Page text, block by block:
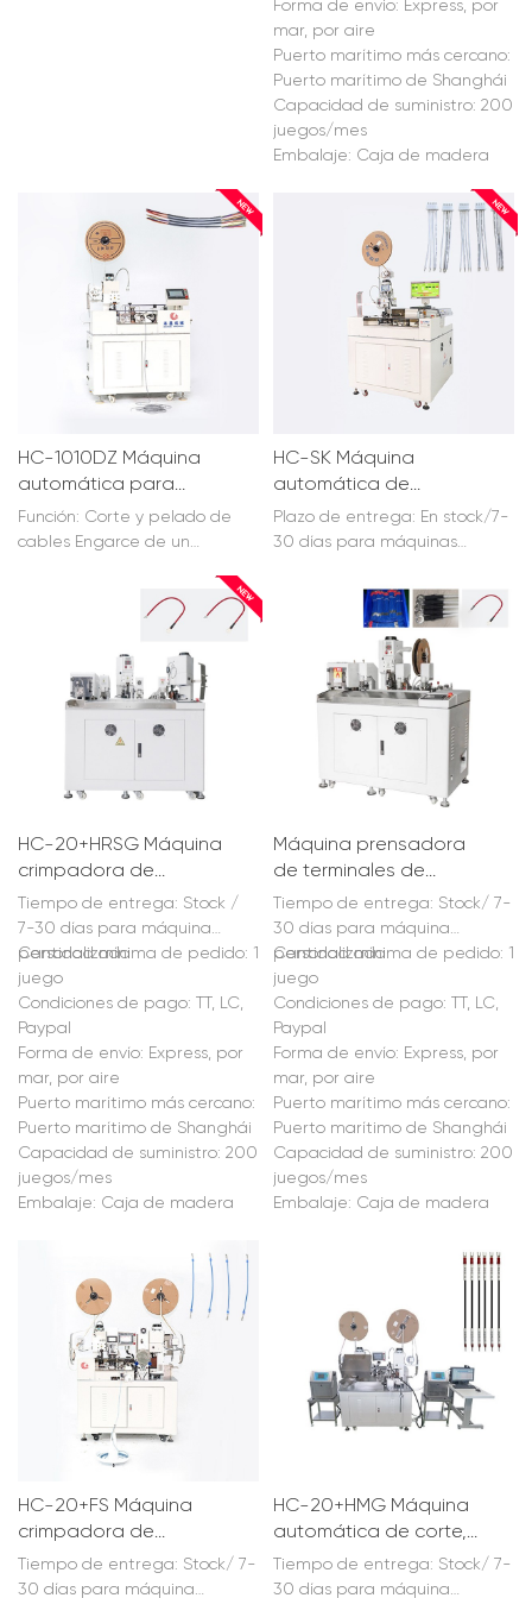
Forma de envío: Express, por
mar, por aire
Puerto marítimo más cercano:
Puerto marítimo de Shanghái
Capacidad de suministro: 200
juegos/mes
Embalaje: Caja de madera
HC-1010DZ Máquina
automática para
estañar y engarzar
cables multinúcleo
Función: Corte y pelado de
cables Engarce de un
HC-SK Máquina
automática de
inserción y estañado
de carcasas de
Plazo de entrega: En stock/7-
30 días para máquinas
mínimo: 1 unidad Condiciones
de pago: TT, LC, PayPal Forma
de envío: Exprés, marítimo,
aéreo Puerto marítimo más
cercano: Puerto marítimo de
Shanghái Capacidad de
suministro: 200 unidades/mes
Embalaje: Caja de madera
HC-20+HRSG Máquina
crimpadora de
terminales de cable
calefactor de tubo
retráctil totalmente
automática
Tiempo de entrega: Stock /
7-30 días para máquina
personalizada
Cantidad mínima de pedido: 1
juego
Condiciones de pago: TT, LC,
Paypal
Forma de envío: Express, por
mar, por aire
Puerto marítimo más cercano:
Puerto marítimo de Shanghái
Capacidad de suministro: 200
juegos/mes
Embalaje: Caja de madera
Máquina prensadora
de terminales de
calentamiento de
tubos retráctiles
completamente
automática
Tiempo de entrega: Stock/ 7-
30 días para máquina
personalizada
Cantidad mínima de pedido: 1
juego
Condiciones de pago: TT, LC,
Paypal
Forma de envío: Express, por
mar, por aire
Puerto marítimo más cercano:
Puerto marítimo de Shanghái
Capacidad de suministro: 200
juegos/mes
Embalaje: Caja de madera
HC-20+FS Máquina
crimpadora de
terminales de
inserción de sellos de
Tiempo de entrega: Stock/ 7-
30 días para máquina
HC-20+HMG Máquina
automática de corte,
pelado y crimpado de
cables con tubos
Tiempo de entrega: Stock/ 7-
30 días para máquina